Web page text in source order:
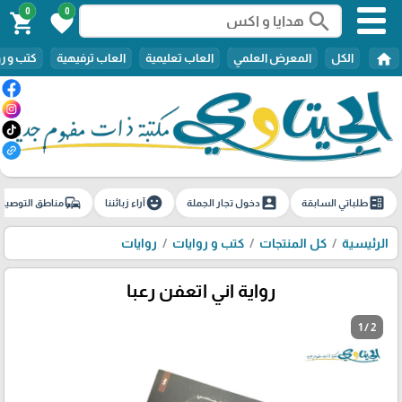
search
0
favorite
0
shopping_cart
home الكل المعرض العلمي العاب تعليمية العاب ترفيهية كتب و
ballotطلباتي السابقة account_boxدخول تجار الجملة emoji_emotionsآراء زبائننا commuteمناطق
الرئيسية كل المنتجات كتب و روايات روايات
رواية اني اتعفن رعبا
1 / 2